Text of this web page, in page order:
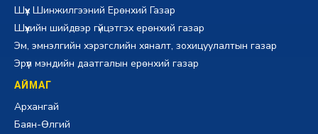
Шүүх Шинжилгээний Ерөнхий Газар
Шүүхийн шийдвэр гүйцэтгэх ерөнхий газар
Эм, эмнэлгийн хэрэгслийн хяналт, зохицуулалтын газар
Эрүүл мэндийн даатгалын ерөнхий газар
АЙМАГ
Архангай
Баян-Өлгий